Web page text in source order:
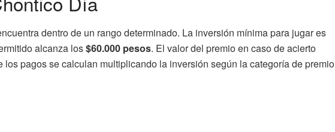
dentro de un rango determinado. La inversión mínima para jugar es
alcanza los$60.000 pesos. El valor del premio en caso de acierto
pagos se calculan multiplicando la inversión según la categoría de premio